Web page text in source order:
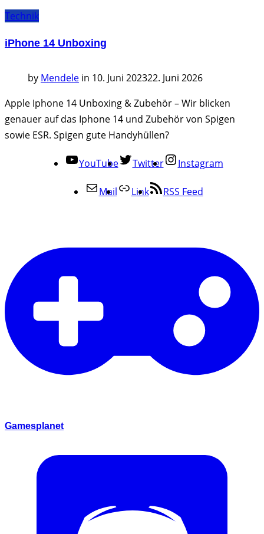
Technik
iPhone 14 Unboxing
by Mendele in 10. Juni 202322. Juni 2026
Apple Iphone 14 Unboxing & Zubehör – Wir blicken
genauer auf das Iphone 14 und Zubehör von Spigen
sowie ESR. Spigen gute Handyhüllen?
YouTube Twitter Instagram
Mail Link RSS Feed
Gamesplanet